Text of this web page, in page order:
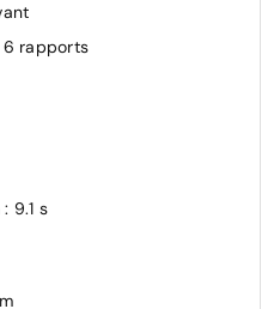
6 rapports
: 9.1 s